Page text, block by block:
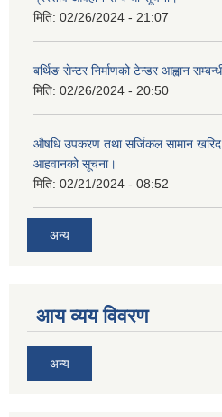
मिति: 02/26/2024 - 21:07
बर्थिङ सेन्टर निर्माणको टेन्डर आह्वान
मिति: 02/26/2024 - 20:50
औषधि उपकरण तथा सर्जिकल सामान खरिद
आहवानको सूचना।
मिति: 02/21/2024 - 08:52
अन्य
आय व्यय विवरण
अन्य